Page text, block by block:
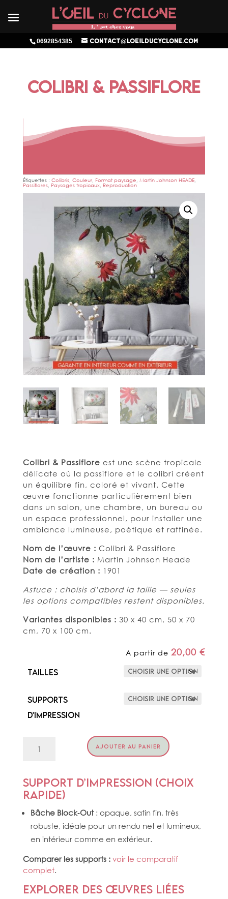
0692854385 contact@loeilducyclone.com
COLIBRI & PASSIFLORE
Étiquettes : Colibris, Couleur, Format paysage, Martin Johnson HEADE,
Passiflores, Paysages tropicaux, Reproduction
Colibri & Passiflore est une scène tropicale
délicate où la passiflore et le colibri créent
un équilibre fin, coloré et vivant. Cette
œuvre fonctionne particulièrement bien
dans un salon, une chambre, un bureau ou
un espace professionnel, pour installer une
ambiance lumineuse, poétique et raffinée.
Nom de l’œuvre : Colibri & Passiflore
Nom de l’artiste : Martin Johnson Heade
Date de création : 1901
Astuce : choisis d’abord la taille — seules
les options compatibles restent disponibles.
Variantes disponibles : 30 x 40 cm, 50 x 70
cm, 70 x 100 cm.
A partir de20,00€
Tailles
Supports
d'impression
PASSIFLORE
AJOUTER AU PANIER
Support d’impression (choix
rapide)
Bâche Block‑Out: opaque, satin fin, très
robuste, idéale pour un rendu net et lumineux,
en intérieur comme en extérieur.
Comparer les supports : voir le comparatif
complet.
Explorer des œuvres liées